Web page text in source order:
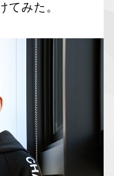
てみた。